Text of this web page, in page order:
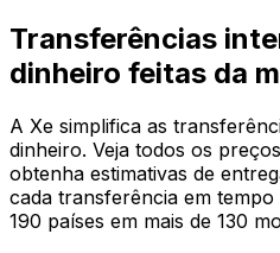
Transferências
dinheiro feitas da
A Xe simplifica as
dinheiro. Veja todos os
obtenha estimativas de
cada transferência em
190 países em mais de 130